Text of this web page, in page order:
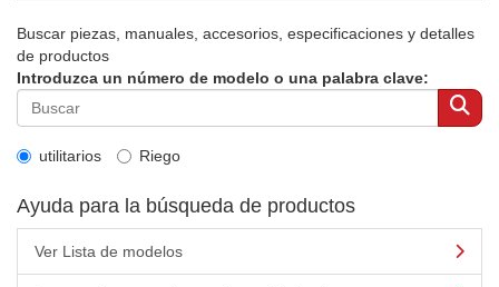
Buscar piezas, manuales, accesorios, especificaciones y detalles
de productos
Introduzca un número de modelo o una palabra clave:
utilitarios Riego
Ayuda para la búsqueda de productos
Ver Lista de modelos